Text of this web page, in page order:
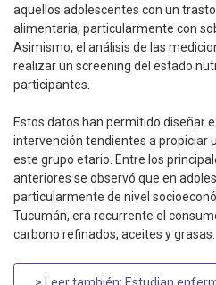
aquellos adolescentes con un
alimentaria, particularmente con
Asimismo, el análisis de las
realizar un screening del estado
participantes.
Estos datos han permitido diseñar
intervención tendientes a propiciar
este grupo etario. Entre los
anteriores se observó que en
particularmente de nivel
Tucumán, era recurrente el
carbono refinados, aceites y grasas.
> Leer también: Estudian